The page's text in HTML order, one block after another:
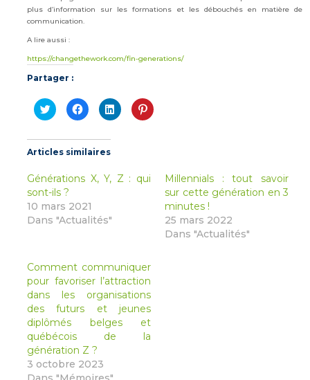
plus d’information sur les formations et les débouchés en matière de
communication.
A lire aussi :
https://changethework.com/fin-generations/
Partager :
Cliquez
pour
partager
Twitter(ouvre
dans
une
fenêtre)
Cliquez
pour
partager
Facebook(ouvre
dans
une
fenêtre)
Cliquez
pour
partager
fenêtre)
Cliquez
pour
fenêtre)
Articles similaires
Générations X, Y, Z : qui
sont-ils ?
10 mars 2021
Dans "Actualités"
Millennials : tout savoir
sur cette génération en 3
minutes !
25 mars 2022
Dans "Actualités"
Comment communiquer
pour favoriser l’attraction
dans les organisations
des futurs et jeunes
diplômés belges et
québécois de la
génération Z ?
3 octobre 2023